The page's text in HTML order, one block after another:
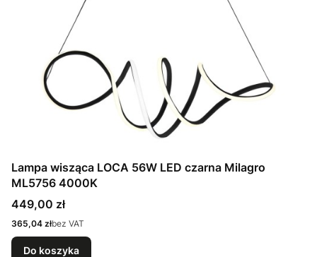
Lampa wisząca LOCA 56W LED czarna Milagro
ML5756 4000K
Cena
449,00 zł
Cena
365,04 złbez VAT
Do koszyka